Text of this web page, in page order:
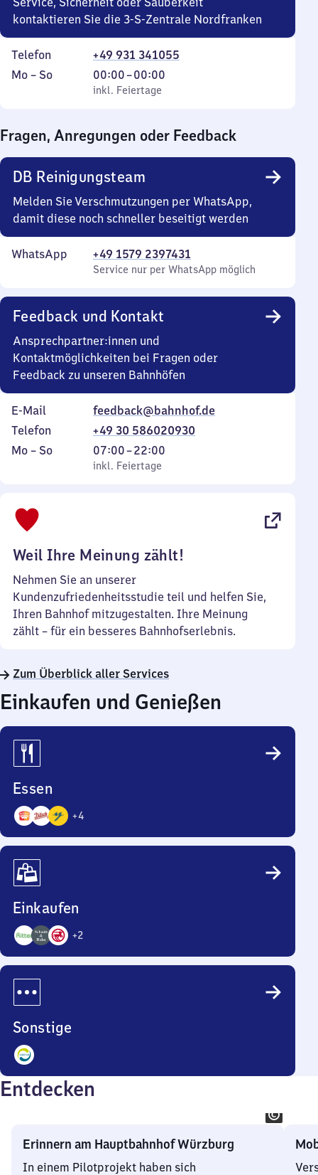
kontaktieren Sie die 3-S-Zentrale Nordfranken
Telefon
+49 931 341055
Montag
Mo – So,
inkl. Feiertage
00:00–00:00
Von
0
0
Uhr
inkl. Feiertage
Fragen, Anregungen oder Feedback
DB Reinigungsteam
Melden Sie Verschmutzungen per WhatsApp,
damit diese noch schneller beseitigt werden
WhatsApp +49 1579 2397431
Service nur per WhatsApp möglich
Feedback und Kontakt
Ansprechpartner:innen und
Kontaktmöglichkeiten bei Fragen oder
Feedback zu unseren Bahnhöfen
E-Mail
feedback@bahnhof.de
Telefon
+49 30 586020930
Montag
Mo – So,
inkl. Feiertage
07:00–22:00
Von
7
inkl. Feiertage
Weil Ihre Meinung zählt!
Nehmen Sie an unserer
Kundenzufriedenheitsstudie teil und helfen Sie,
Ihren Bahnhof mitzugestalten. Ihre Meinung
zählt – für ein besseres Bahnhofserlebnis.
Zum Überblick aller Services
Einkaufen und Genießen
Essen
+4
7
Einkaufen
+2
5
Sonstige
1
Angebote
Entdecken
Erinnern am Hauptbahnhof Würzburg
In einem Pilotprojekt haben sich